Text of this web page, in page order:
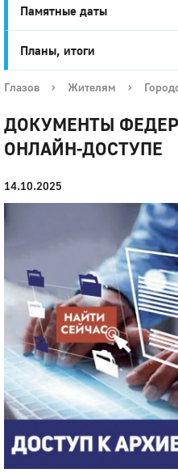
Памятные даты
Планы, итоги
Глазов › Жителям ›
ДОКУМЕНТЫ
ОНЛАЙН-ДОСТУПЕ
14.10.2025